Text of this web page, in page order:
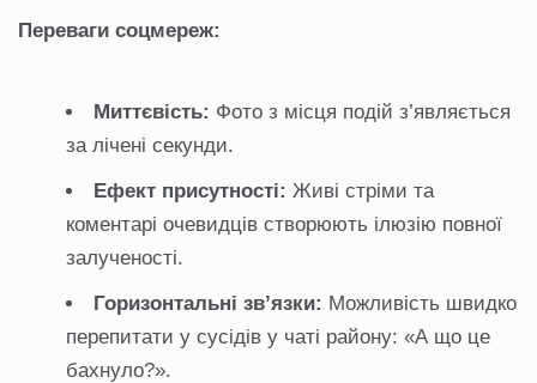
Переваги соцмереж:
Миттєвість: Фото з місця подій з’являється
за лічені секунди.
Ефект присутності: Живі стріми та
коментарі очевидців створюють ілюзію повної
залученості.
Горизонтальні зв’язки: Можливість швидко
перепитати у сусідів у чаті району: «А що це
бахнуло?».